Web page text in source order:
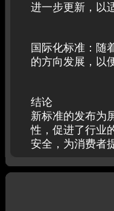
进一步更新，以
国际化标准：随
的方向发展，以
结论
新标准的发布为
性，促进了行业
安全，为消费者